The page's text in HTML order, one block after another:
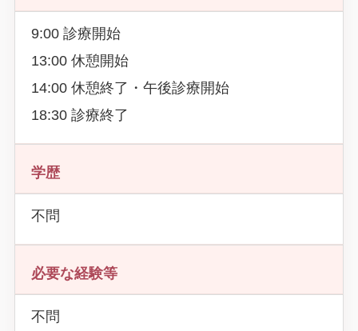
9:00 診療開始
13:00 休憩開始
14:00 休憩終了・午後診療開始
18:30 診療終了
学歴
不問
必要な経験等
不問